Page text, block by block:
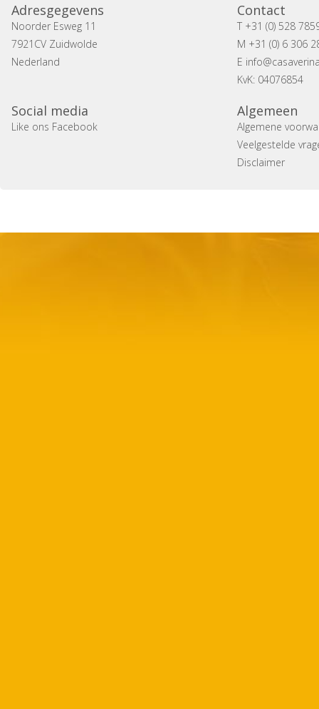
Adresgegevens
Noorder Esweg 11
7921CV Zuidwolde
Nederland
Contact
T +31 (0) 528
M +31 (0) 6 306
E
KvK: 04076854
Social media
Like ons Facebook
Algemeen
Algemene
Veelgestelde
Disclaimer